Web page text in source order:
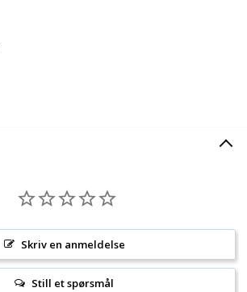
Skriv en anmeldelse
Still et spørsmål